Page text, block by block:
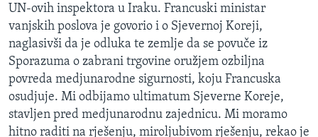
Jezici
UN-ovih inspektora u Iraku. Francuski ministar
vanjskih poslova je govorio i o Sjevernoj Koreji,
naglasivši da je odluka te zemlje da se povuče iz
Sporazuma o zabrani trgovine oružjem ozbiljna
povreda medjunarodne sigurnosti, koju Francuska
osudjuje. Mi odbijamo ultimatum Sjeverne Koreje,
stavljen pred medjunarodnu zajednicu. Mi moramo
hitno raditi na rješenju, miroljubivom rješenju, rekao je